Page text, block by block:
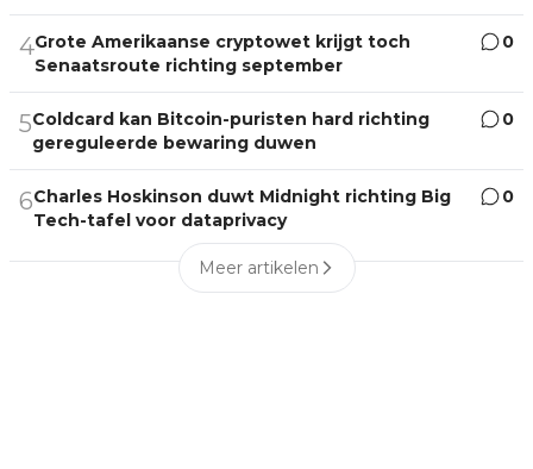
4Grote Amerikaanse cryptowet krijgt toch
Senaatsroute richting september
0
5Coldcard kan Bitcoin-puristen hard richting
gereguleerde bewaring duwen
0
6Charles Hoskinson duwt Midnight richting Big
Tech-tafel voor dataprivacy
0
Meer artikelen